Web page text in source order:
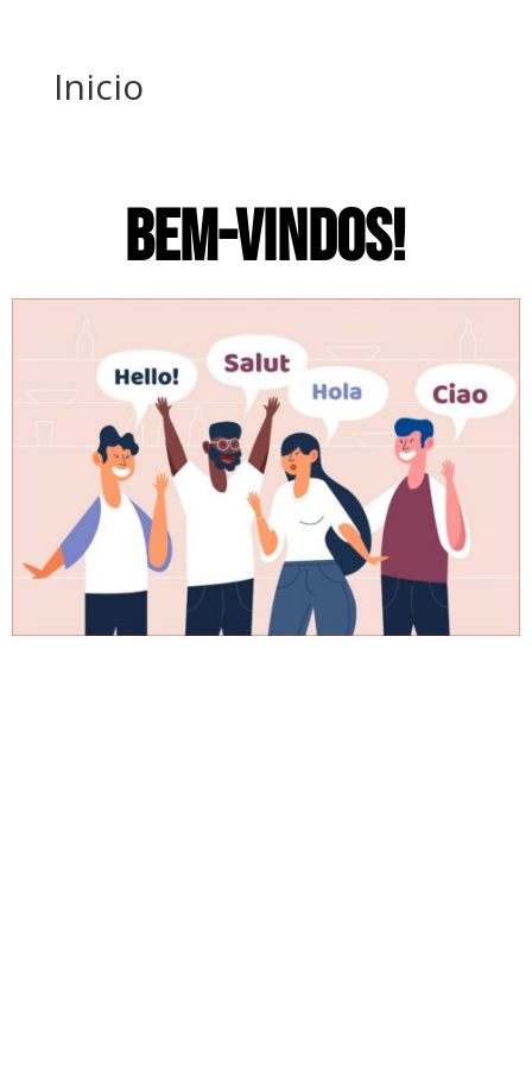
Inicio
BEM-VINDOS!